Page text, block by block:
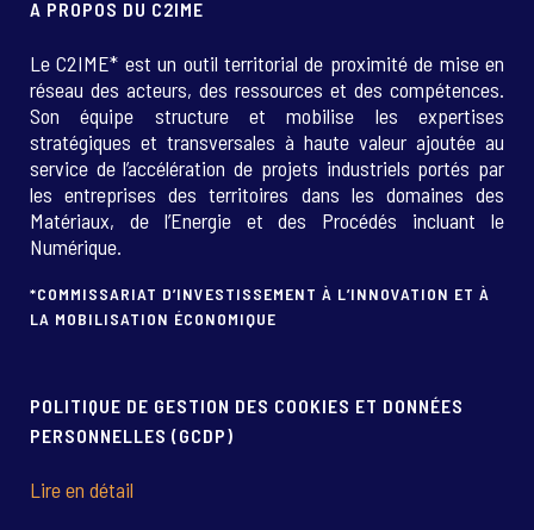
A PROPOS DU C2IME
Le C2IME* est un outil territorial de proximité de mise en
réseau des acteurs, des ressources et des compétences.
Son équipe structure et mobilise les expertises
stratégiques et transversales à haute valeur ajoutée au
service de l’accélération de projets industriels portés par
les entreprises des territoires dans les domaines des
Matériaux, de l’Energie et des Procédés incluant le
Numérique.
*COMMISSARIAT D’INVESTISSEMENT À L’INNOVATION ET À
LA MOBILISATION ÉCONOMIQUE
POLITIQUE DE GESTION DES COOKIES ET DONNÉES
PERSONNELLES (GCDP)
Lire en détail